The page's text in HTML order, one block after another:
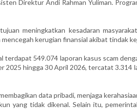
Direktur Andi Rahman Yuliman.
meningkatkan kesadaran
kerugian finansial akibat tindak
terdapat 549.074 laporan kasus scam
2025 hingga 30 April 2026, tercatat 3.314
data pribadi, menjaga
yang tidak dikenal. Selain itu,